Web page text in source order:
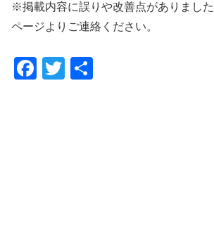
※掲載内容に誤りや改善点がありまし
ページよりご連絡ください。
F
T